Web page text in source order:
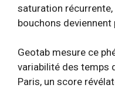
saturation
bouchons
Geotab mesure ce
variabilité des temps
Paris, un score